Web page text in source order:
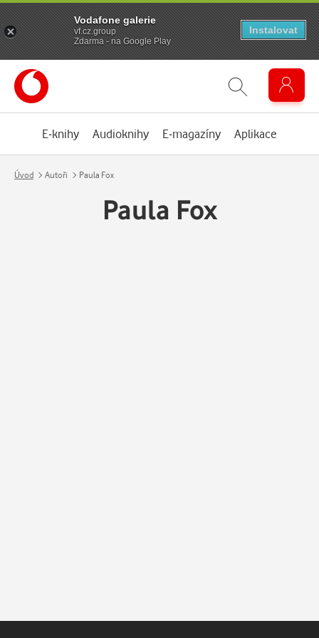
E-knihy Audioknihy E-magazíny Aplikace
Úvod Autoři Paula Fox
Paula Fox
Vodafone galerie
vf.cz.group
Zdarma - na Google Play
Instalovat